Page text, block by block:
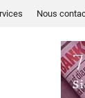
Nous